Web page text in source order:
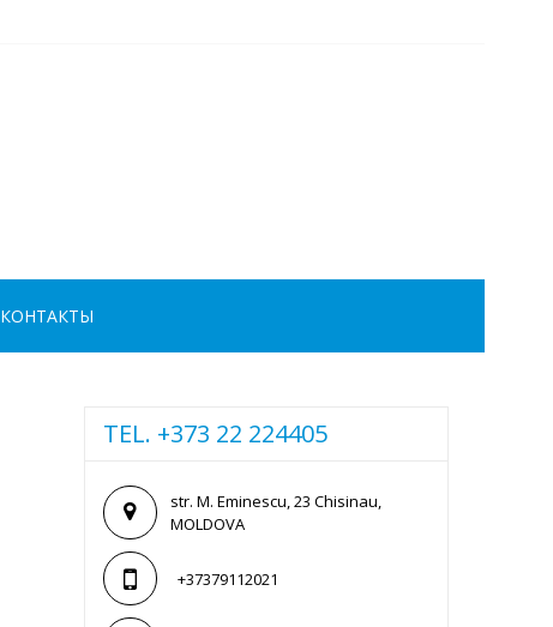
КОНТАКТЫ
TEL. +373 22 224405
str. M. Eminescu, 23 Chisinau,
MOLDOVA
+37379112021